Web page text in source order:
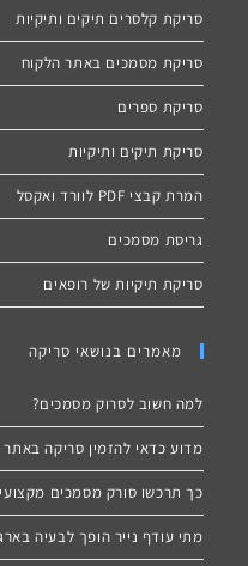
סריקת קלסרים תיקים ותיקיות
סריקת מסמכים באתר הלקוח
סריקת ספרים
סריקת תיקים ותיקיות
המרת קבצי PDF לוורד ואקסל
גריסת מסמכים
סריקת תיקיות של רופאים
מאמרים בנושאי סריקה
למה חשוב לסרוק מסמכים?
מדוע כדאי להזמין סריקה באתר
כך תרכשו סורק מסמכים מקצועי
מתי עודף נייר הופך לבעיה